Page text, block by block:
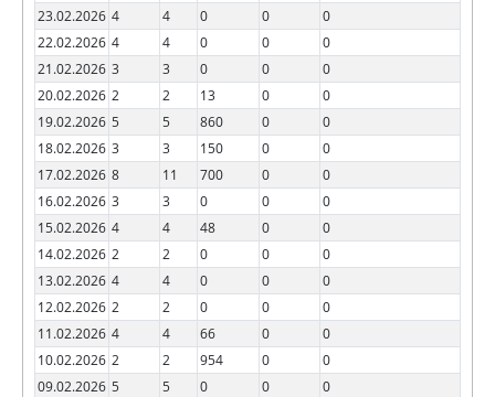
23.02.2026 4 4 0 0
0
22.02.2026 4 4 0 0
0
21.02.2026 3 3 0 0
0
20.02.2026 2 2 13 0
0
19.02.2026 5 5 860 0
0
18.02.2026 3 3 150 0
0
17.02.2026 8 11 700 0
0
16.02.2026 3 3 0 0
0
15.02.2026 4 4 48 0
0
14.02.2026 2 2 0 0
0
13.02.2026 4 4 0 0
0
12.02.2026 2 2 0 0
0
11.02.2026 4 4 66 0
0
10.02.2026 2 2 954 0
0
09.02.2026 5 5 0 0
0